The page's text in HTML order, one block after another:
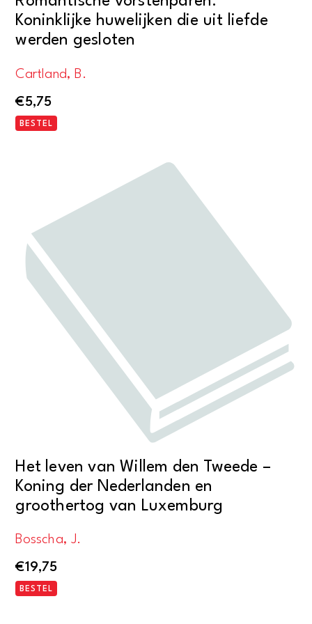
Koninklijke huwelijken die uit liefde
werden gesloten
Cartland, B.
€5,75
BESTEL
Het leven van Willem den Tweede –
Koning der Nederlanden en
groothertog van Luxemburg
Bosscha, J.
€19,75
BESTEL